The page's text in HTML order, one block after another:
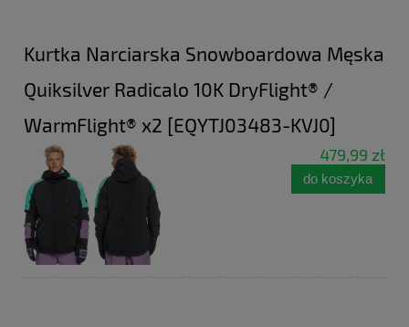
Kurtka Narciarska Snowboardowa Męska
Quiksilver Radicalo 10K DryFlight® /
WarmFlight® x2 [EQYTJ03483-KVJ0]
479,99 zł
do koszyka